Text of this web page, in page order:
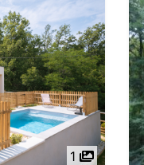
1